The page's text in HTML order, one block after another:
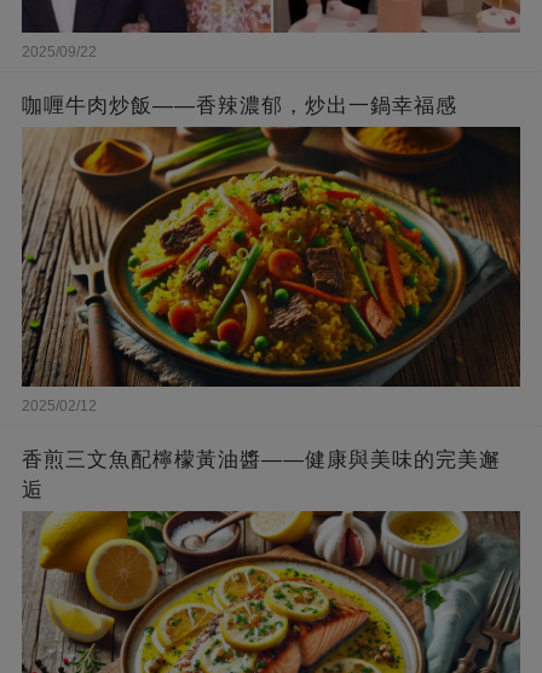
2025/09/22
咖喱牛肉炒飯——香辣濃郁，炒出一鍋幸福感
2025/02/12
香煎三文魚配檸檬黃油醬——健康與美味的完美邂
逅